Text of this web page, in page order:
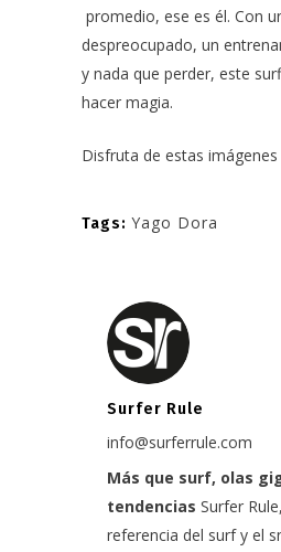
promedio, ese es él. Con
despreocupado, un
y nada que perder, este
hacer magia.
Disfruta de estas imágenes
Tags: Yago Dora
Surfer Rule
info@surferrule.com
Más que surf, olas
tendencias Surfer
referencia del surf y el